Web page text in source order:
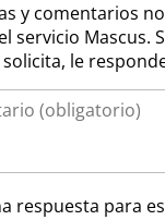
y comentarios
servicio Mascus.
le
respuesta para